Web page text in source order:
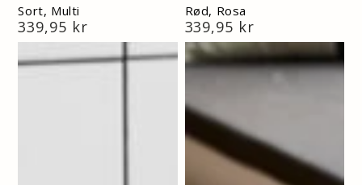
Sort, Multi
Normal
pris
339,95 kr
Rød, Rosa
Normal
pris
339,95 kr